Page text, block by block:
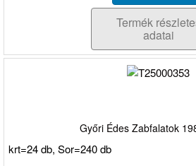
Termék
adatai
Győri Édes Zabfalatok
krt=24 db, Sor=240 db